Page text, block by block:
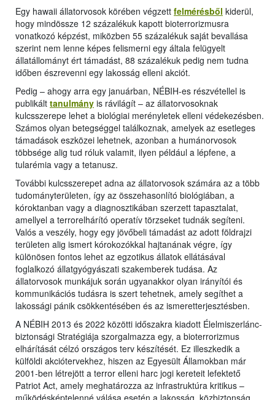
Egy hawaii állatorvosok körében végzett felmérésből kiderül,
hogy mindössze 12 százalékuk kapott bioterrorizmusra
vonatkozó képzést, miközben 55 százalékuk saját bevallása
szerint nem lenne képes felismerni egy általa felügyelt
állatállományt ért támadást, 88 százalékuk pedig nem tudna
időben észrevenni egy lakosság elleni akciót.
Pedig – ahogy arra egy januárban, NÉBIH-es részvétellel is
publikált tanulmány is rávilágít – az állatorvosoknak
kulcsszerepe lehet a biológiai merényletek elleni védekezésben.
Számos olyan betegséggel találkoznak, amelyek az esetleges
támadások eszközei lehetnek, azonban a humánorvosok
többsége alig tud róluk valamit, ilyen például a lépfene, a
tularémia vagy a tetanusz.
További kulcsszerepet adna az állatorvosok számára az a több
tudományterületen, így az összehasonlító biológiában, a
kóroktanban vagy a diagnosztikában szerzett tapasztalat,
amellyel a terrorelhárító operatív törzseket tudnák segíteni.
Valós a veszély, hogy egy jövőbeli támadást az adott földrajzi
területen alig ismert kórokozókkal hajtanának végre, így
különösen fontos lehet az egzotikus állatok ellátásával
foglalkozó állatgyógyászati szakemberek tudása. Az
állatorvosok munkájuk során ugyanakkor olyan irányítói és
kommunikációs tudásra is szert tehetnek, amely segíthet a
lakossági pánik csökkentésében és az ismeretterjesztésben.
A NÉBIH 2013 és 2022 közötti időszakra kiadott Élelmiszerlánc-
biztonsági Stratégiája szorgalmazza egy, a bioterrorizmus
elhárítását célzó országos terv készítését. Ez illeszkedik a
külföldi akciótervekhez, hiszen az Egyesült Államokban már
2001-ben létrejött a terror elleni harc jogi kereteit lefektető
Patriot Act, amely meghatározza az infrastruktúra kritikus –